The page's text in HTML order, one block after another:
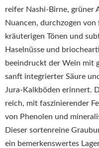
reifer Nashi-Birne, grüner
Nuancen, durchzogen
kräuterigen Tönen und
Haselnüsse und
beeindruckt der Wein mit
sanft integrierter Säure
Jura-Kalkböden erinnert.
reich, mit faszinierender
von Phenolen und
Dieser sortenreine
ein bemerkenswertes